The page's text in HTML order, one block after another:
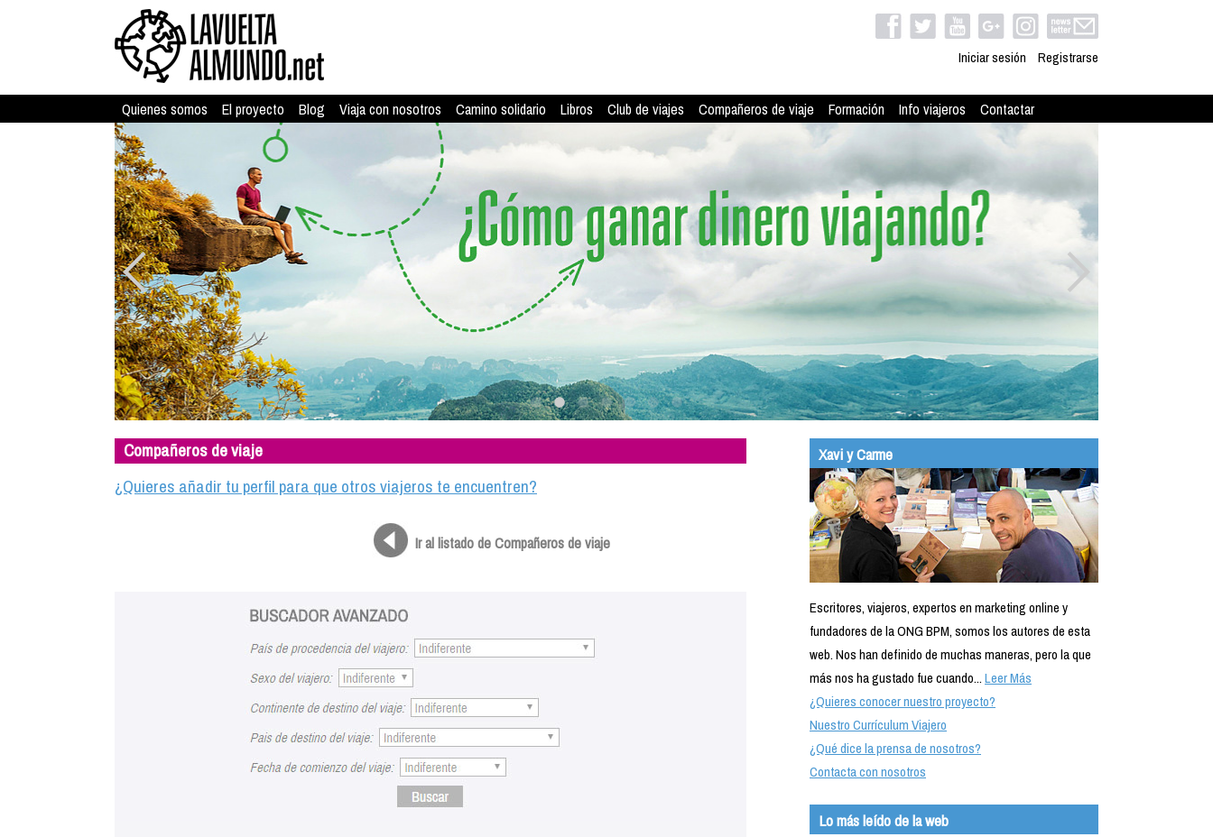
Iniciar sesión Registrarse
Quienes somos El proyecto Blog Viaja con nosotros Camino solidario Libros Club de viajes Compañeros de viaje Formación Info viajeros Contactar
Compañeros de viaje
¿Quieres añadir tu perfil para que otros viajeros te encuentren?
Ir al listado de Compañeros de viaje
Xavi y Carme
Escritores, viajeros, expertos en marketing online y
fundadores de la ONG BPM, somos los autores de esta
web. Nos han definido de muchas maneras, pero la que
más nos ha gustado fue cuando...Leer Más
¿Quieres conocer nuestro proyecto?
Nuestro Currículum Viajero
¿Qué dice la prensa de nosotros?
Contacta con nosotros
Lo más leído de la web